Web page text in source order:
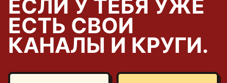
ЕСЛИ У ТЕБЯ УЖЕ
ЕСТЬ СВОИ
КАНАЛЫ И КРУГИ.